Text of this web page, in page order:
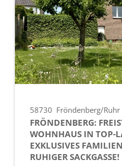
58730 Fröndenberg/Ruhr
FRÖNDENBERG:
WOHNHAUS IN TOP-
EXKLUSIVES
RUHIGER SACKGASSE!